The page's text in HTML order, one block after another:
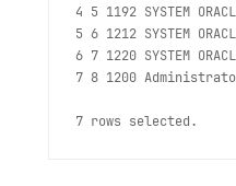
4 5 1192 SYSTEM
5 6 1212 SYSTEM
6 7 1220 SYSTEM
7 8 1200 Administrator